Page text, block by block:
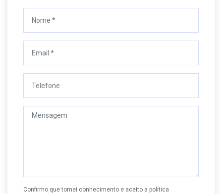
Confirmo que tomei conhecimento e aceito a política